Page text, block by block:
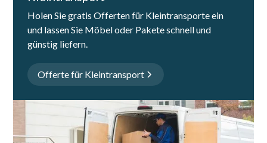
Holen Sie gratis Offerten für Kleintransporte ein
und lassen Sie Möbel oder Pakete schnell und
günstig liefern.
Offerte für Kleintransport